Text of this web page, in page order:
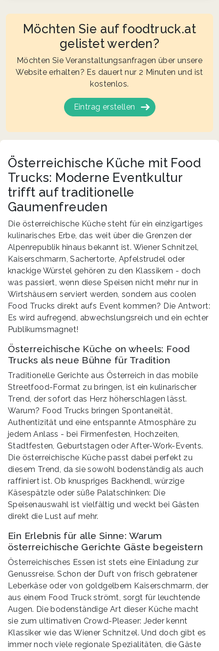
Möchten Sie auf foodtruck.at
gelistet werden?
Möchten Sie Veranstaltungsanfragen über unsere
Website erhalten? Es dauert nur 2 Minuten und ist
kostenlos.
Eintrag erstellen
Österreichische Küche mit Food
Trucks: Moderne Eventkultur
trifft auf traditionelle
Gaumenfreuden
Die österreichische Küche steht für ein einzigartiges
kulinarisches Erbe, das weit über die Grenzen der
Alpenrepublik hinaus bekannt ist. Wiener Schnitzel,
Kaiserschmarrn, Sachertorte, Apfelstrudel oder
knackige Würstel gehören zu den Klassikern - doch
was passiert, wenn diese Speisen nicht mehr nur in
Wirtshäusern serviert werden, sondern aus coolen
Food Trucks direkt aufs Event kommen? Die Antwort:
Es wird aufregend, abwechslungsreich und ein echter
Publikumsmagnet!
Österreichische Küche on wheels: Food
Trucks als neue Bühne für Tradition
Traditionelle Gerichte aus Österreich in das mobile
Streetfood-Format zu bringen, ist ein kulinarischer
Trend, der sofort das Herz höherschlagen lässt.
Warum? Food Trucks bringen Spontaneität,
Authentizität und eine entspannte Atmosphäre zu
jedem Anlass - bei Firmenfesten, Hochzeiten,
Stadtfesten, Geburtstagen oder After-Work-Events.
Die österreichische Küche passt dabei perfekt zu
diesem Trend, da sie sowohl bodenständig als auch
raffiniert ist. Ob knuspriges Backhendl, würzige
Käsespätzle oder süße Palatschinken: Die
Speisenauswahl ist vielfältig und weckt bei Gästen
direkt die Lust auf mehr.
Ein Erlebnis für alle Sinne: Warum
österreichische Gerichte Gäste begeistern
Österreichisches Essen ist stets eine Einladung zur
Genussreise. Schon der Duft von frisch gebratener
Leberkäse oder von goldgelbem Kaiserschmarrn, der
aus einem Food Truck strömt, sorgt für leuchtende
Augen. Die bodenständige Art dieser Küche macht
sie zum ultimativen Crowd-Pleaser: Jeder kennt
Klassiker wie das Wiener Schnitzel. Und doch gibt es
immer noch viele regionale Spezialitäten, die Gäste